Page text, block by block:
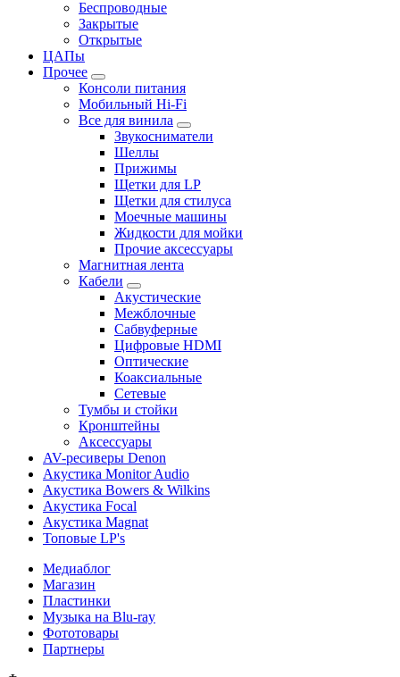
Беспроводные
Закрытые
Открытые
ЦАПы
Прочее
Консоли питания
Мобильный Hi-Fi
Все для винила
Звукосниматели
Шеллы
Прижимы
Щетки для LP
Щетки для стилуса
Моечные машины
Жидкости для мойки
Прочие аксессуары
Магнитная лента
Кабели
Акустические
Межблочные
Сабвуферные
Цифровые HDMI
Оптические
Коаксиальные
Сетевые
Тумбы и стойки
Кронштейны
Аксессуары
AV-ресиверы Denon
Акустика Monitor Audio
Акустика Bowers & Wilkins
Акустика Focal
Акустика Magnat
Топовые LP's
Медиаблог
Магазин
Пластинки
Музыка на Blu-ray
Фототовары
Партнеры